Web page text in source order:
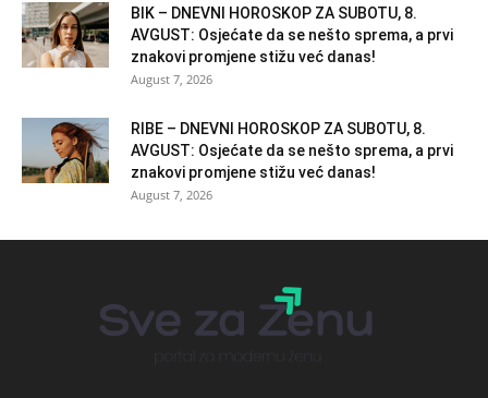
BIK – DNEVNI HOROSKOP ZA SUBOTU, 8.
AVGUST: Osjećate da se nešto sprema, a prvi
znakovi promjene stižu već danas!
August 7, 2026
RIBE – DNEVNI HOROSKOP ZA SUBOTU, 8.
AVGUST: Osjećate da se nešto sprema, a prvi
znakovi promjene stižu već danas!
August 7, 2026